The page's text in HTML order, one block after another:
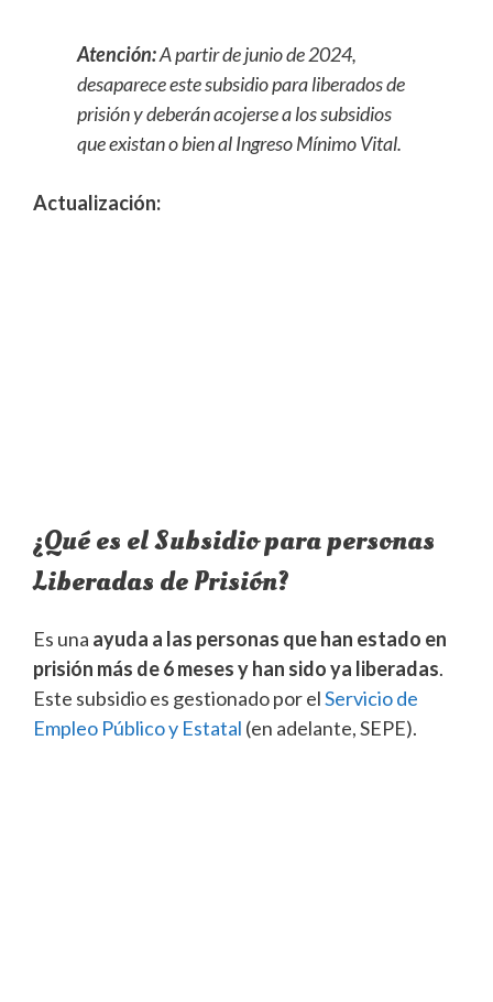
Atención:A partir de junio de 2024,
desaparece este subsidio para liberados de
prisión y deberán acojerse a los subsidios
que existan o bien al Ingreso Mínimo Vital.
Actualización:
¿Qué es el Subsidio para personas
Liberadas de Prisión?
Es una ayuda a las personas que han estado en
prisión más de 6 meses y han sido ya liberadas.
Este subsidio es gestionado por elServicio de
Empleo Público y Estatal (en adelante, SEPE).